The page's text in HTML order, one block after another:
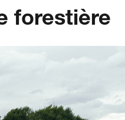
forestière